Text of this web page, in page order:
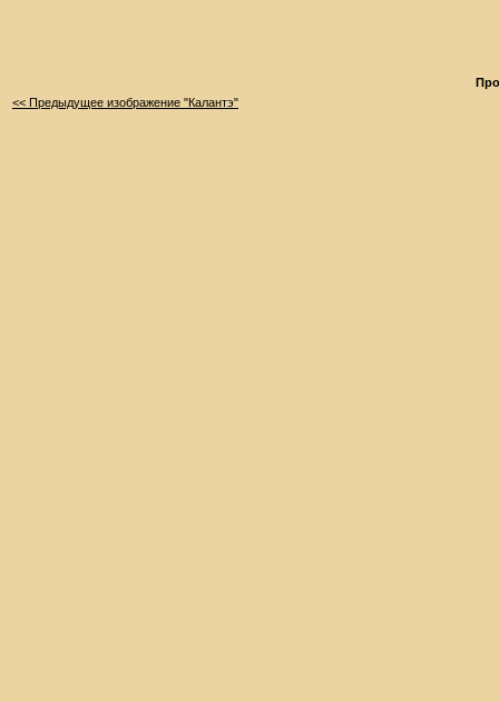
<< Предыдущее изображение "Калантэ"